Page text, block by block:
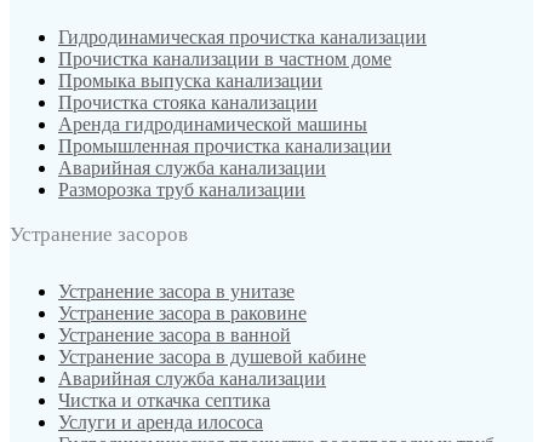
Гидродинамическая прочистка канализации
Прочистка канализации в частном доме
Промыка выпуска канализации
Прочистка стояка канализации
Аренда гидродинамической машины
Промышленная прочистка канализации
Аварийная служба канализации
Разморозка труб канализации
Устранение засоров
Устранение засора в унитазе
Устранение засора в раковине
Устранение засора в ванной
Устранение засора в душевой кабине
Аварийная служба канализации
Чистка и откачка септика
Услуги и аренда илососа